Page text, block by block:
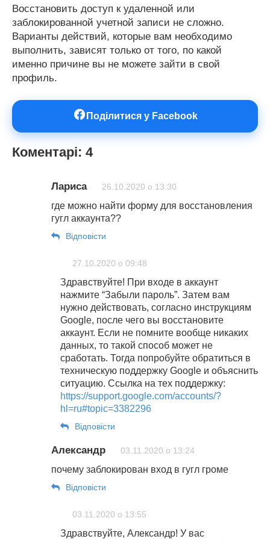
Восстановить доступ к удаленной или
заблокированной учетной записи не сложно.
Варианты действий, которые вам необходимо
выполнить, зависят только от того, по какой
именно причине вы не можете зайти в свой
профиль.
Поділитися у Facebook
Коментарі: 4
Лариса 26.10.2020 о 13:30
где можно найти форму для восстановления
гугл аккаунта??
Відповіcти
27.10.2020 о 09:48
Здравствуйте! При входе в аккаунт
нажмите “Забыли пароль”. Затем вам
нужно действовать, согласно инструкциям
Google, после чего вы восстановите
аккаунт. Если не помните вообще никаких
данных, то такой способ может не
сработать. Тогда попробуйте обратиться в
техническую поддержку Google и объяснить
ситуацию. Ссылка на тех поддержку:
https://support.google.com/accounts/?
hl=ru#topic=3382296
Відповіcти
Александр 03.11.2020 о 13:24
почему заблокирован вход в гугл громе
Відповіcти
03.11.2020 о 13:55
Здравствуйте, Александр! У вас